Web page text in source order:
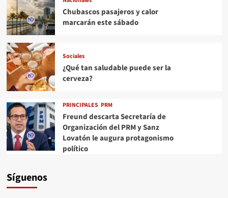
Chubascos pasajeros y calor
marcarán este sábado
Sociales
¿Qué tan saludable puede ser la
cerveza?
PRINCIPALES PRM
Freund descarta Secretaría de
Organización del PRM y Sanz
Lovatón le augura protagonismo
político
Síguenos